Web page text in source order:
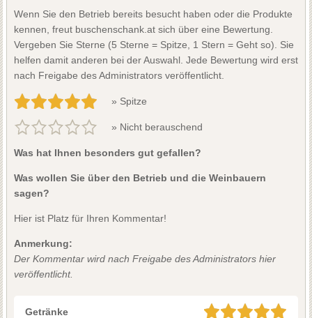
Wenn Sie den Betrieb bereits besucht haben oder die Produkte
kennen, freut buschenschank.at sich über eine Bewertung.
Vergeben Sie Sterne (5 Sterne = Spitze, 1 Stern = Geht so). Sie
helfen damit anderen bei der Auswahl. Jede Bewertung wird erst
nach Freigabe des Administrators veröffentlicht.
» Spitze
» Nicht berauschend
Was hat Ihnen besonders gut gefallen?
Was wollen Sie über den Betrieb und die Weinbauern
sagen?
Hier ist Platz für Ihren Kommentar!
Anmerkung:
Der Kommentar wird nach Freigabe des Administrators hier
veröffentlicht.
Getränke